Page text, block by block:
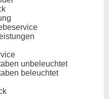
unbeleuchtet
beleuchtet